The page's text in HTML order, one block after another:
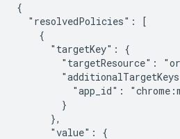
{
  "resolvedPolicies": [
    {
      "targetKey": {
"targetResource":
"app_id":
        }
      },
      "value": {